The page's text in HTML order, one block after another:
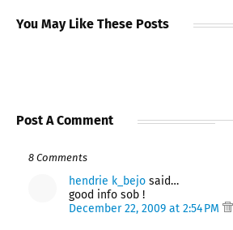
You May Like These Posts
Post A Comment
8 Comments
hendrie k_bejo said…
good info sob !
December 22, 2009 at 2:54 PM